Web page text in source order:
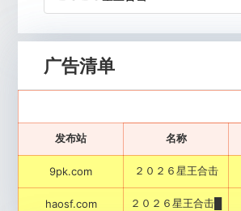
广告清单
发布站 名称
9pk.com ２０２６星王合击
haosf.com ２０２６星王合击█